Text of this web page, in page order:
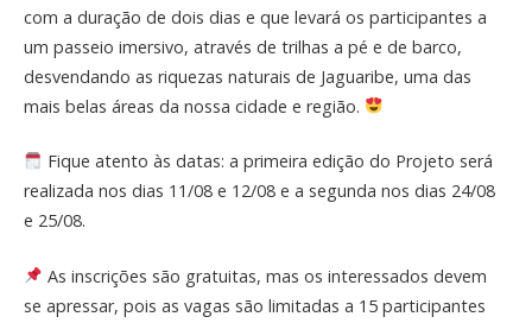
com a duração de dois dias e que levará os participantes a
um passeio imersivo, através de trilhas a pé e de barco,
desvendando as riquezas naturais de Jaguaribe, uma das
mais belas áreas da nossa cidade e região.
Fique atento às datas: a primeira edição do Projeto será
realizada nos dias 11/08 e 12/08 e a segunda nos dias 24/08
e 25/08.
As inscrições são gratuitas, mas os interessados devem
se apressar, pois as vagas são limitadas a 15 participantes